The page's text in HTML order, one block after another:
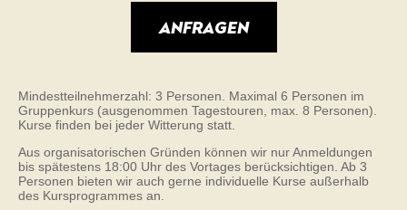
Mindestteilnehmerzahl: 3 Personen. Maximal 6 Personen im
Gruppenkurs (ausgenommen Tagestouren, max. 8 Personen).
Kurse finden bei jeder Witterung statt.
Aus organisatorischen Gründen können wir nur Anmeldungen
bis spätestens 18:00 Uhr des Vortages berücksichtigen. Ab 3
Personen bieten wir auch gerne individuelle Kurse außerhalb
des Kursprogrammes an.